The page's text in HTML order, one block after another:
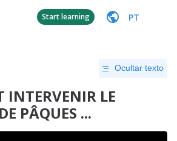
Start learning PT
Ocultar texto
INTERVENIR LE
PÂQUES ...